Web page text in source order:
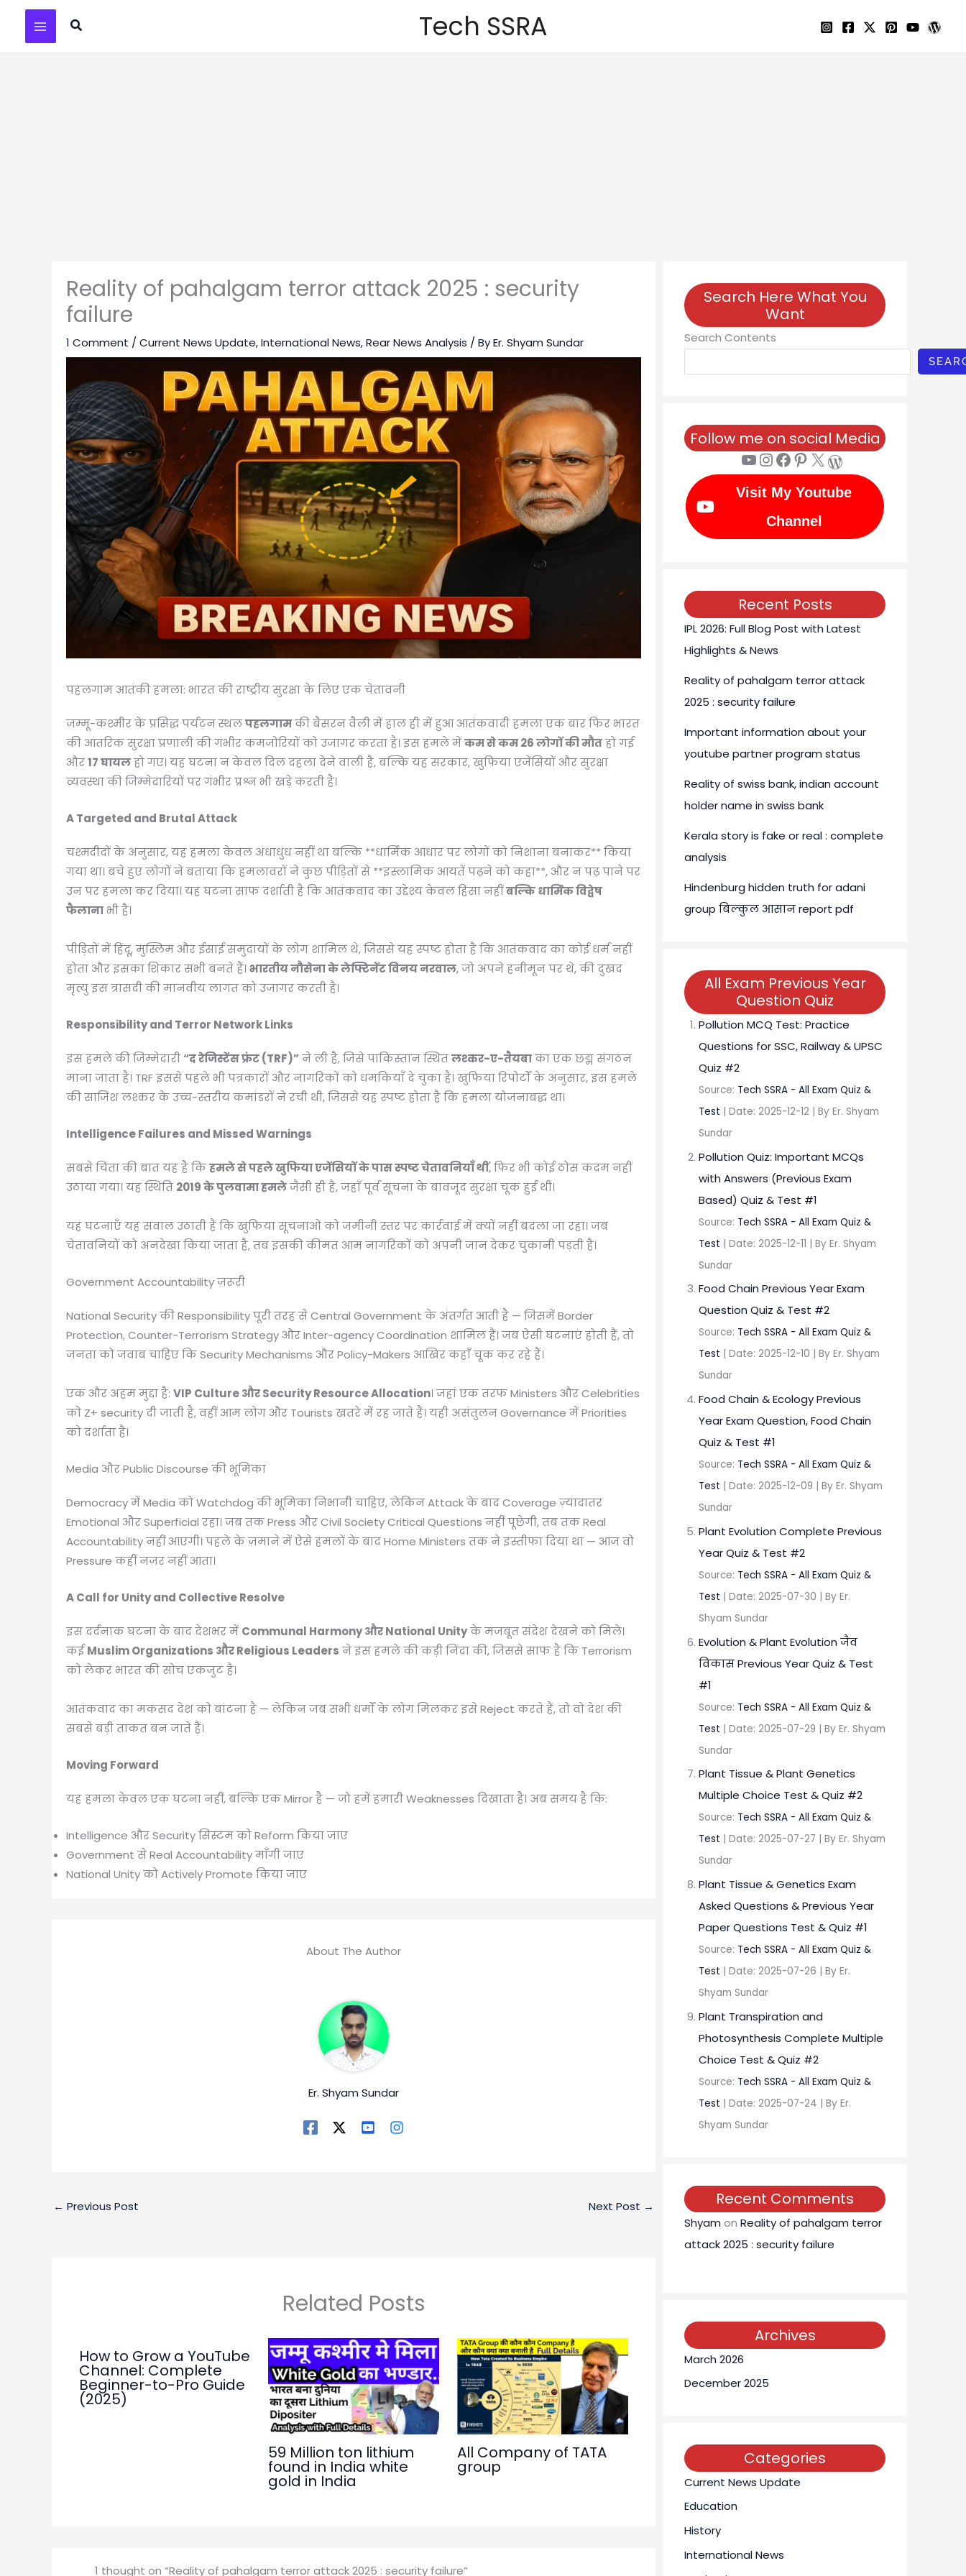
content
Search Tech SSRA
Reality of pahalgam terror attack 2025 : security
failure
1 Comment / Current News Update,International News,Rear News Analysis / ByEr. Shyam Sundar
पहलगाम आतंकी हमला: भारत की राष्ट्रीय सुरक्षा के लिए एक चेतावनी
जम्मू-कश्मीर के प्रसिद्ध पर्यटन स्थलपहलगामकी बैसरन वैली में हाल ही में हुआ आतंकवादी हमला एक बार फिर भारत
की आंतरिक सुरक्षा प्रणाली की गंभीर कमजोरियों को उजागर करता है। इस हमले मेंकम से कम 26 लोगों की मौतहो गई
और17 घायलहो गए। यह घटना न केवल दिल दहला देने वाली है, बल्कि यह सरकार, खुफिया एजेंसियों और सुरक्षा
व्यवस्था की जिम्मेदारियों पर गंभीर प्रश्न भी खड़े करती है।
A Targeted and Brutal Attack
चश्मदीदों के अनुसार, यह हमला केवल अंधाधुंध नहीं था बल्कि **धार्मिक आधार पर लोगों को निशाना बनाकर** किया
गया था। बचे हुए लोगों ने बताया कि हमलावरों ने कुछ पीड़ितों से **इस्लामिक आयतें पढ़ने को कहा**, और न पढ़ पाने पर
उन पर हमला कर दिया। यह घटना साफ दर्शाती है कि आतंकवाद का उद्देश्य केवल हिंसा नहींबल्कि धार्मिक विद्वेष
फैलाना भी है।
पीड़ितों में हिंदू, मुस्लिम और ईसाई समुदायों के लोग शामिल थे, जिससे यह स्पष्ट होता है कि आतंकवाद का कोई धर्म नहीं
होता और इसका शिकार सभी बनते हैं। भारतीय नौसेना के लेफ्टिनेंट विनय नरवाल, जो अपने हनीमून पर थे, की दुखद
मृत्यु इस त्रासदी की मानवीय लागत को उजागर करती है।
Responsibility and Terror Network Links
इस हमले की जिम्मेदारी“द रेजिस्टेंस फ्रंट (TRF)”ने ली है, जिसे पाकिस्तान स्थितलश्कर-ए-तैयबाका एक छद्म संगठन
माना जाता है। TRF इससे पहले भी पत्रकारों और नागरिकों को धमकियाँ दे चुका है। खुफिया रिपोर्टों के अनुसार, इस हमले
की साजिश लश्कर के उच्च-स्तरीय कमांडरों ने रची थी, जिससे यह स्पष्ट होता है कि हमला योजनाबद्ध था।
Intelligence Failures and Missed Warnings
सबसे चिंता की बात यह है किहमले से पहले खुफिया एजेंसियों के पास स्पष्ट चेतावनियाँ थीं, फिर भी कोई ठोस कदम नहीं
उठाया गया। यह स्थिति 2019 के पुलवामा हमलेजैसी ही है, जहाँ पूर्व सूचना के बावजूद सुरक्षा चूक हुई थी।
यह घटनाएँ यह सवाल उठाती हैं कि खुफिया सूचनाओं को जमीनी स्तर पर कार्रवाई में क्यों नहीं बदला जा रहा। जब
चेतावनियों को अनदेखा किया जाता है, तब इसकी कीमत आम नागरिकों को अपनी जान देकर चुकानी पड़ती है।
Government Accountability ज़रूरी
National Security की Responsibility पूरी तरह से Central Government के अंतर्गत आती है — जिसमें Border
Protection, Counter-Terrorism Strategy और Inter-agency Coordination शामिल हैं। जब ऐसी घटनाएं होती हैं, तो
जनता को जवाब चाहिए कि Security Mechanisms और Policy-Makers आखिर कहाँ चूक कर रहे हैं।
एक और अहम मुद्दा है: VIP Culture और Security Resource Allocation। जहां एक तरफ Ministers और Celebrities
को Z+ security दी जाती है, वहीं आम लोग और Tourists खतरे में रह जाते हैं। यही असंतुलन Governance में Priorities
को दर्शाता है।
Media और Public Discourse की भूमिका
Democracy में Media को Watchdog की भूमिका निभानी चाहिए, लेकिन Attack के बाद Coverage ज़्यादातर
Emotional और Superficial रहा। जब तक Press और Civil Society Critical Questions नहीं पूछेगी, तब तक Real
Accountability नहीं आएगी। पहले के ज़माने में ऐसे हमलों के बाद Home Ministers तक ने इस्तीफा दिया था — आज वो
Pressure कहीं नज़र नहीं आता।
A Call for Unity and Collective Resolve
इस दर्दनाक घटना के बाद देशभर में Communal Harmony और National Unityके मजबूत संदेश देखने को मिले।
कईMuslim Organizations और Religious Leaders ने इस हमले की कड़ी निंदा की, जिससे साफ है कि Terrorism
को लेकर भारत की सोच एकजुट है।
आतंकवाद का मकसद देश को बांटना है — लेकिन जब सभी धर्मों के लोग मिलकर इसे Reject करते हैं, तो वो देश की
सबसे बड़ी ताकत बन जाते हैं।
Moving Forward
यह हमला केवल एक घटना नहीं, बल्कि एक Mirror है — जो हमें हमारी Weaknesses दिखाता है। अब समय है कि:
Intelligence और Security सिस्टम को Reform किया जाए
Government से Real Accountability माँगी जाए
National Unity को Actively Promote किया जाए
About The Author
Er. Shyam Sundar
← Previous Post Next Post →
Related Posts
How to Grow a YouTube
Channel: Complete
Beginner-to-Pro Guide
(2025)
59 Million ton lithium
found in India white
gold in India
All Company of TATA
group
1 thought on “Reality of pahalgam terror attack 2025 : security failure”
Search Here What You
Want
Search Contents
Follow me on social Media
YouTube InstagramFacebook Pinterest X WordPress
Visit My Youtube
Channel
Recent Posts
IPL 2026: Full Blog Post with Latest
Highlights & News
Reality of pahalgam terror attack
2025 : security failure
Important information about your
youtube partner program status
Reality of swiss bank, indian account
holder name in swiss bank
Kerala story is fake or real : complete
analysis
Hindenburg hidden truth for adani
group बिल्कुल आसान report pdf
All Exam Previous Year
Question Quiz
Pollution MCQ Test: Practice
Questions for SSC, Railway & UPSC
Quiz #2
Source: Tech SSRA - All Exam Quiz &
Test
Date: 2025-12-12
By Er. Shyam
Sundar
Pollution Quiz: Important MCQs
with Answers (Previous Exam
Based) Quiz & Test #1
Source: Tech SSRA - All Exam Quiz &
Test
Date: 2025-12-11
By Er. Shyam
Sundar
Food Chain Previous Year Exam
Question Quiz & Test #2
Source: Tech SSRA - All Exam Quiz &
Test
Date: 2025-12-10
By Er. Shyam
Sundar
Food Chain & Ecology Previous
Year Exam Question, Food Chain
Quiz & Test #1
Source: Tech SSRA - All Exam Quiz &
Test
Date: 2025-12-09
By Er. Shyam
Sundar
Plant Evolution Complete Previous
Year Quiz & Test #2
Source: Tech SSRA - All Exam Quiz &
Test
Date: 2025-07-30
By Er.
Shyam Sundar
Evolution & Plant Evolution जैव
विकास Previous Year Quiz & Test
#1
Source: Tech SSRA - All Exam Quiz &
Test
Date: 2025-07-29
By Er. Shyam
Sundar
Plant Tissue & Plant Genetics
Multiple Choice Test & Quiz #2
Source: Tech SSRA - All Exam Quiz &
Test
Date: 2025-07-27
By Er. Shyam
Sundar
Plant Tissue & Genetics Exam
Asked Questions & Previous Year
Paper Questions Test & Quiz #1
Source: Tech SSRA - All Exam Quiz &
Test
Date: 2025-07-26
By Er.
Shyam Sundar
Plant Transpiration and
Photosynthesis Complete Multiple
Choice Test & Quiz #2
Source: Tech SSRA - All Exam Quiz &
Test
Date: 2025-07-24
By Er.
Shyam Sundar
Recent Comments
Shyam on Reality of pahalgam terror
attack 2025 : security failure
Archives
March 2026
December 2025
Categories
Current News Update
Education
History
International News